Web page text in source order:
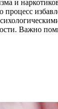
и
Важно